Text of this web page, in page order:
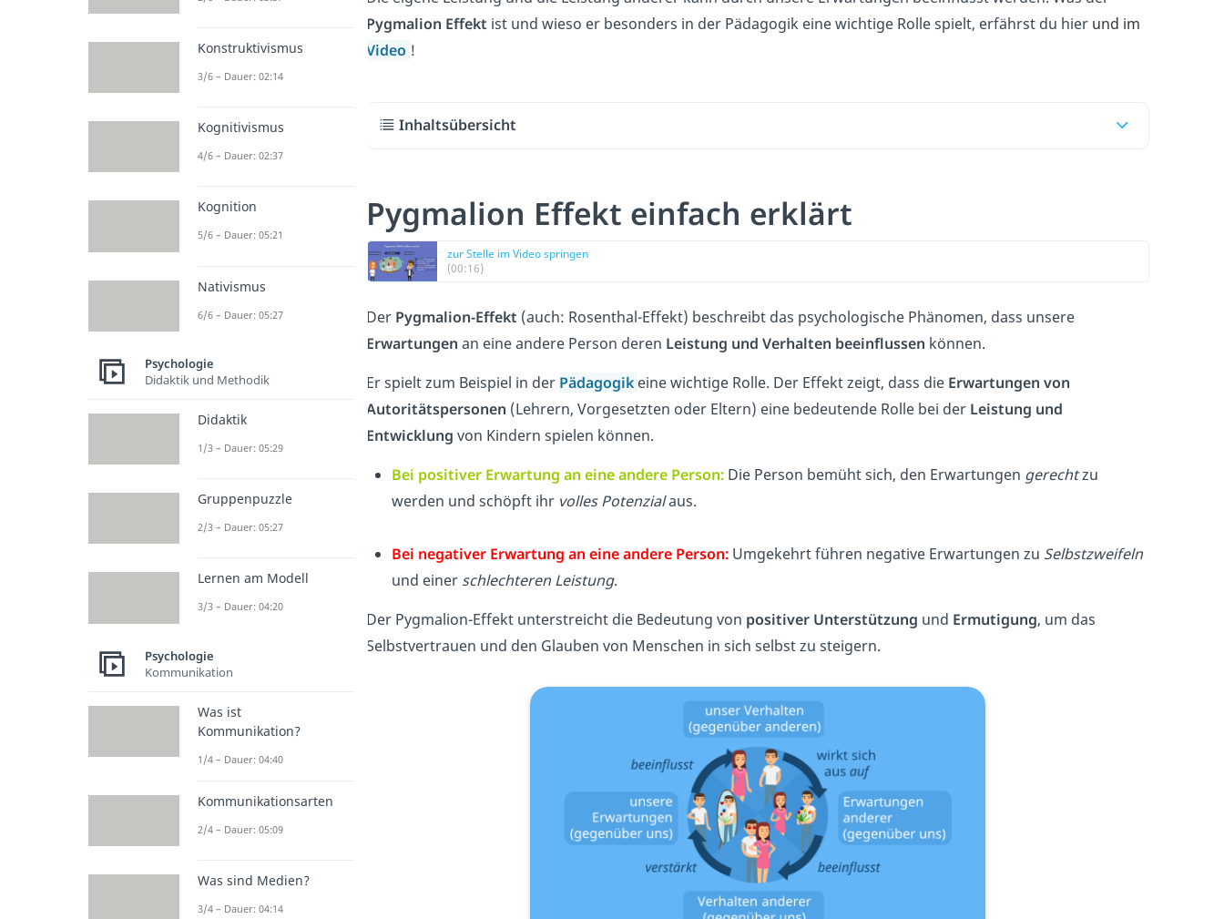
Pygmalion Effekt ist und wieso er besonders in der Pädagogik eine wichtige Rolle spielt, erfährst du hier und im
Video !
Inhaltsübersicht
Pygmalion Effekt einfach erklärt
zur Stelle im Video springen
(00:16)
Der Pygmalion-Effekt (auch: Rosenthal-Effekt) beschreibt das psychologische Phänomen, dass unsere
Erwartungen an eine andere Person deren Leistung und Verhalten beeinflussen können.
Er spielt zum Beispiel in der Pädagogik eine wichtige Rolle. Der Effekt zeigt, dass die Erwartungen von
Autoritätspersonen (Lehrern, Vorgesetzten oder Eltern) eine bedeutende Rolle bei der Leistung und
Entwicklung von Kindern spielen können.
Bei positiver Erwartung an eine andere Person: Die Person bemüht sich, den Erwartungen gerechtzu
werden und schöpft ihr volles Potenzialaus.
Bei negativer Erwartung an eine andere Person: Umgekehrt führen negative Erwartungen zu Selbstzweifeln
und einer schlechteren Leistung.
Der Pygmalion-Effekt unterstreicht die Bedeutung von positiver Unterstützung und Ermutigung, um das
Selbstvertrauen und den Glauben von Menschen in sich selbst zu steigern.
Konstruktivismus
3/6 – Dauer: 02:14
Kognitivismus
4/6 – Dauer: 02:37
Kognition
5/6 – Dauer: 05:21
Nativismus
6/6 – Dauer: 05:27
Psychologie
Didaktik und Methodik
Didaktik
1/3 – Dauer: 05:29
Gruppenpuzzle
2/3 – Dauer: 05:27
Lernen am Modell
3/3 – Dauer: 04:20
Psychologie
Kommunikation
Was ist
Kommunikation?
1/4 – Dauer: 04:40
Kommunikationsarten
2/4 – Dauer: 05:09
Was sind Medien?
3/4 – Dauer: 04:14